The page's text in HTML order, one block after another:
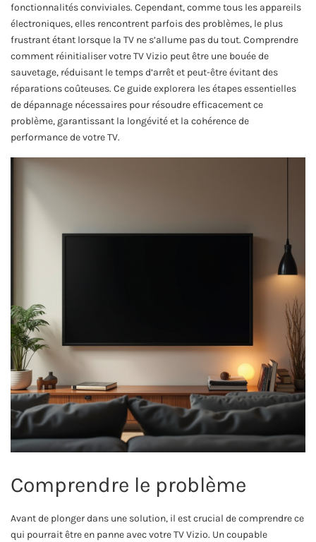
fonctionnalités conviviales. Cependant, comme tous les appareils
électroniques, elles rencontrent parfois des problèmes, le plus
frustrant étant lorsque la TV ne s’allume pas du tout. Comprendre
comment réinitialiser votre TV Vizio peut être une bouée de
sauvetage, réduisant le temps d’arrêt et peut-être évitant des
réparations coûteuses. Ce guide explorera les étapes essentielles
de dépannage nécessaires pour résoudre efficacement ce
problème, garantissant la longévité et la cohérence de
performance de votre TV.
Comprendre le problème
Avant de plonger dans une solution, il est crucial de comprendre ce
qui pourrait être en panne avec votre TV Vizio. Un coupable